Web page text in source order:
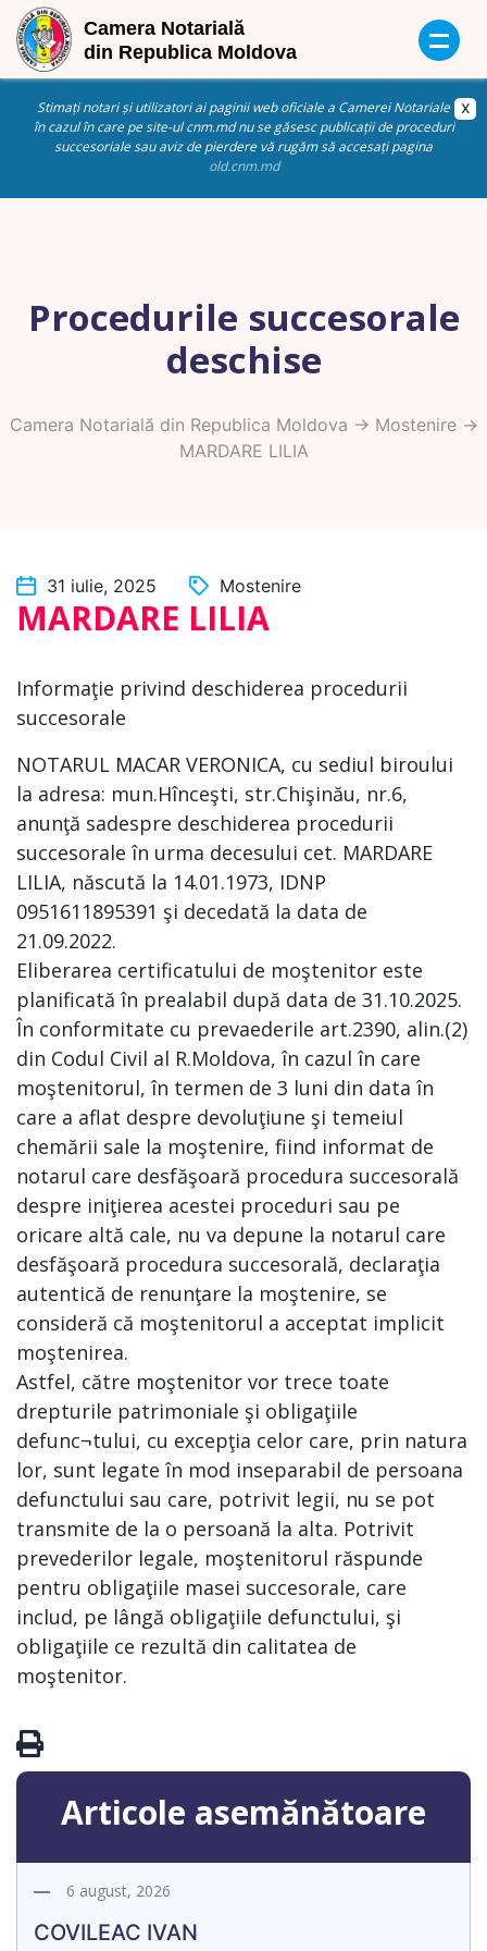
Stimați notari și utilizatori ai paginii web oficiale a Camerei Notariale
în cazul în care pe site-ul cnm.md nu se găsesc publicații de proceduri
succesoriale sau aviz de pierdere vă rugăm să accesați pagina
old.cnm.md
Procedurile succesorale
deschise
Camera Notarială din Republica Moldova -> Mostenire->
MARDARE LILIA
31 iulie, 2025 Mostenire
MARDARE LILIA
Informaţie privind deschiderea procedurii
succesorale
NOTARUL MACAR VERONICA, cu sediul biroului
la adresa: mun.Hînceşti, str.Chişinău, nr.6,
anunţă sadespre deschiderea procedurii
succesorale în urma decesului cet. MARDARE
LILIA, născută la 14.01.1973, IDNP
0951611895391 şi decedată la data de
21.09.2022.
Eliberarea certificatului de moştenitor este
planificată în prealabil după data de 31.10.2025.
În conformitate cu prevaederile art.2390, alin.(2)
din Codul Civil al R.Moldova, în cazul în care
moştenitorul, în termen de 3 luni din data în
care a aflat despre devoluţiune şi temeiul
chemării sale la moştenire, fiind informat de
notarul care desfăşoară procedura succesorală
despre iniţierea acestei proceduri sau pe
oricare altă cale, nu va depune la notarul care
desfăşoară procedura succesorală, declaraţia
autentică de renunţare la moştenire, se
consideră că moştenitorul a acceptat implicit
moştenirea.
Astfel, către moştenitor vor trece toate
drepturile patrimoniale şi obligaţiile
defunc¬tului, cu excepţia celor care, prin natura
lor, sunt legate în mod inseparabil de persoana
defunctului sau care, potrivit legii, nu se pot
transmite de la o persoană la alta. Potrivit
prevederilor legale, moştenitorul răspunde
pentru obligaţiile masei succesorale, care
includ, pe lângă obligaţiile defunctului, şi
obligaţiile ce rezultă din calitatea de
moştenitor.
Articole asemănătoare
6 august, 2026
COVILEAC IVAN